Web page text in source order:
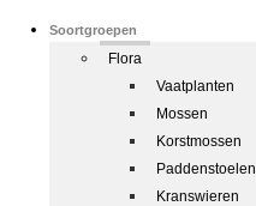
Soortgroepen
Flora
Vaatplanten
Mossen
Korstmossen
Paddenstoelen
Kranswieren